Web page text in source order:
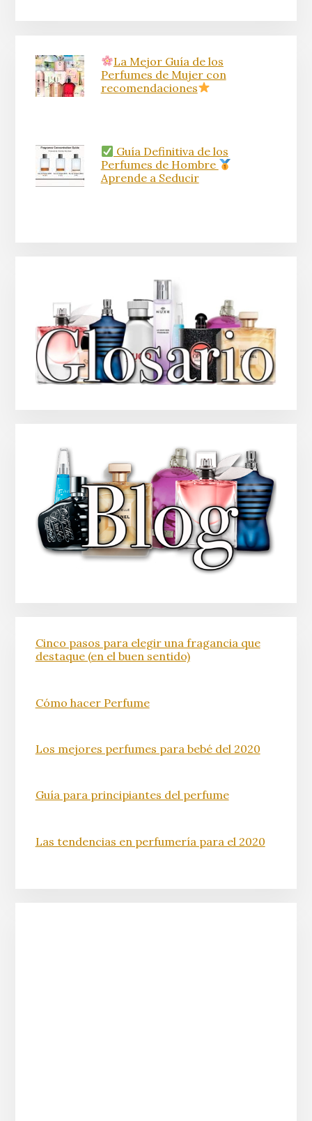
La Mejor Guía de los
Perfumes de Mujer con
recomendaciones
Guía Definitiva de los
Perfumes de Hombre
Aprende a Seducir
Cinco pasos para elegir una fragancia que
destaque (en el buen sentido)
Cómo hacer Perfume
Los mejores perfumes para bebé del 2020
Guía para principiantes del perfume
Las tendencias en perfumería para el 2020